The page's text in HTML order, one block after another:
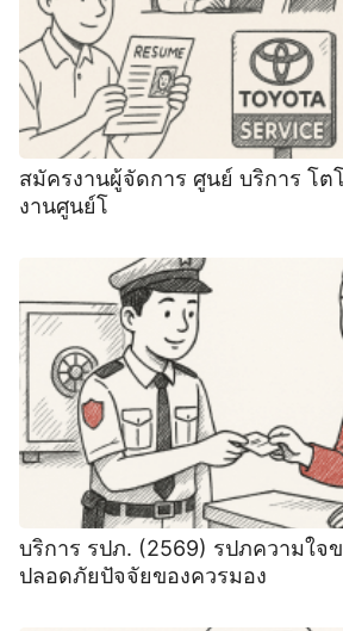
สมัครงานผู้จัดการ ศูนย์ บริการ โ
งานศูนย์โ
บริการ รปภ. (2569) รปภความใจ
ปลอดภัยปัจจัยของควรมอง